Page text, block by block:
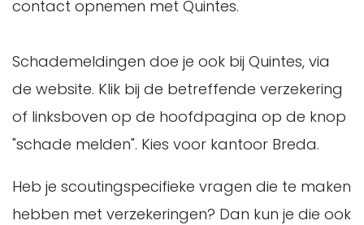
contact opnemen met Quintes.
Schademeldingen doe je ook bij Quintes, via
de website. Klik bij de betreffende verzekering
of linksboven op de hoofdpagina op de knop
"schade melden". Kies voor kantoor Breda.
Heb je scoutingspecifieke vragen die te maken
hebben met verzekeringen? Dan kun je die ook